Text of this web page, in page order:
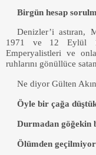
Birgün hesap
Denizler’i astıran,
1971 ve 12 Eylül
Emperyalistleri ve
ruhlarını gönüllüce
Ne diyor Gülten
Öyle bir çağa
Durmadan göğekin
Ölümden geçilmiyor